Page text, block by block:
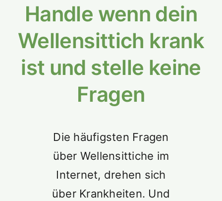
Haltung &
Gesundheit
Handle wenn dein
Wellensittich krank
ist und stelle keine
Fragen
Die häufigsten Fragen
über Wellensittiche im
Internet, drehen sich
über Krankheiten. Und